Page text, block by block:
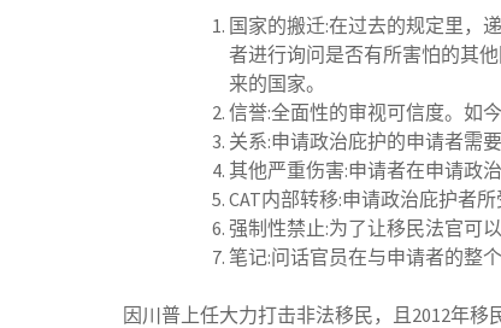
国家的搬迁:在过去的规定里，
者进行询问是否有所害怕的其
来的国家。
信誉:全面性的审视可信度。如
关系:申请政治庇护的申请者需
其他严重伤害:申请者在申请政
CAT内部转移:申请政治庇护者
强制性禁止:为了让移民法官可
笔记:问话官员在与申请者的整
因川普上任大力打击非法移民，且2012年